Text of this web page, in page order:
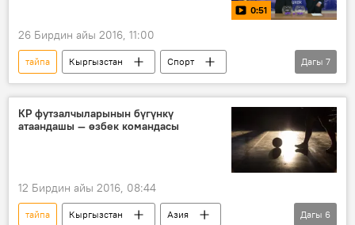
0:51
26 Бирдин айы 2016, 11:00
тайпа Кыргызстан
Спорт
Видео
Жаңылыктар
футбол
чүчү кулак
сезон
Жогорку лига
Дагы 7
КР футзалчыларынын бүгүнкү
атаандашы — өзбек командасы
12 Бирдин айы 2016, 08:44
тайпа Кыргызстан
Азия
Дагы 6